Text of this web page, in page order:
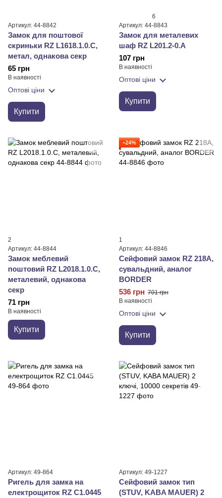
Артикул: 44-8842
Замок для поштової
скриньки RZ L1618.1.0.C,
метал, однакова секр
65 грн
В наявності
Оптові ціни
Купити
6
Артикул: 44-8843
Замок для металевих
шаф RZ L201.2-0.A
107 грн
В наявності
Оптові ціни
Купити
2
Артикул: 44-8844
Замок меблевий
поштовий RZ L2018.1.0.C,
металевий, однакова
секр
71 грн
В наявності
Купити
−24%
1
Артикул: 44-8846
Сейфовий замок RZ 218A,
сувальдний, аналог
BORDER
536 грн 701 грн
В наявності
Оптові ціни
Купити
Артикул: 49-864
Ригель для замка на
електрощиток RZ C1.0445
Артикул: 49-1227
Сейфовий замок тип
(STUV, KABA MAUER) 2